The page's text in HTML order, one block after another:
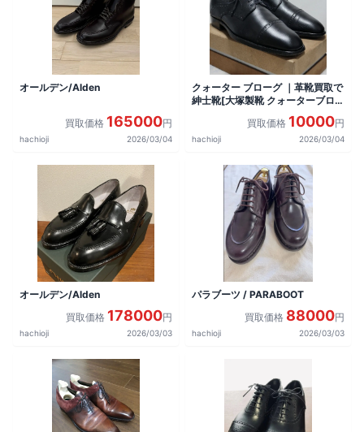
オールデン/Alden
買取価格 165000円
hachioji 2026/03/04
クォーター ブローグ ｜革靴買取で
紳士靴[大塚製靴 クォーターブロー
買取価格 10000円
hachioji 2026/03/04
オールデン/Alden
買取価格 178000円
hachioji 2026/03/03
パラブーツ / PARABOOT
買取価格 88000円
hachioji 2026/03/03